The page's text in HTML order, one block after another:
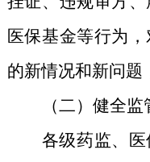
医保基金等行为，
的新情况和新问题
（二） 健全监
各级药监、